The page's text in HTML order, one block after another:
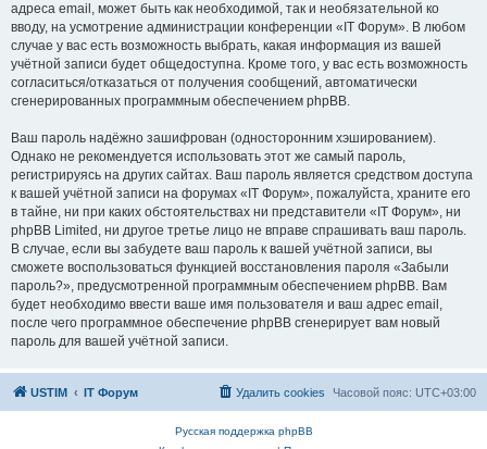
адреса email, может быть как необходимой, так и необязательной ко
вводу, на усмотрение администрации конференции «IT Форум». В любом
случае у вас есть возможность выбрать, какая информация из вашей
учётной записи будет общедоступна. Кроме того, у вас есть возможность
согласиться/отказаться от получения сообщений, автоматически
сгенерированных программным обеспечением phpBB.
Ваш пароль надёжно зашифрован (односторонним хэшированием).
Однако не рекомендуется использовать этот же самый пароль,
регистрируясь на других сайтах. Ваш пароль является средством доступа
к вашей учётной записи на форумах «IT Форум», пожалуйста, храните его
в тайне, ни при каких обстоятельствах ни представители «IT Форум», ни
phpBB Limited, ни другое третье лицо не вправе спрашивать ваш пароль.
В случае, если вы забудете ваш пароль к вашей учётной записи, вы
сможете воспользоваться функцией восстановления пароля «Забыли
пароль?», предусмотренной программным обеспечением phpBB. Вам
будет необходимо ввести ваше имя пользователя и ваш адрес email,
после чего программное обеспечение phpBB сгенерирует вам новый
пароль для вашей учётной записи.
USTIM IT Форум Часовой пояс: UTC+03:00
Удалить cookies
Русская поддержка phpBB